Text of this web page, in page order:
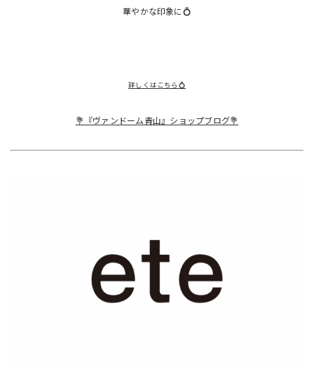
華やかな印象に💍
詳しくはこちら💍
💐『ヴァンドーム青山』ショップブログ💐